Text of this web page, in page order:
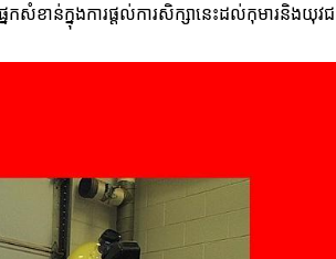
កសំខាន់ក្នុងការផ្តល់ការសិក្សានេះដល់កុមារនិងយុវ